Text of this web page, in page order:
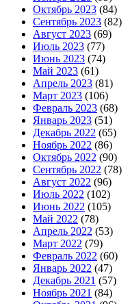
Октябрь 2023 (84)
Сентябрь 2023 (82)
Август 2023 (69)
Июль 2023 (77)
Июнь 2023 (74)
Май 2023 (61)
Апрель 2023 (81)
Март 2023 (106)
Февраль 2023 (68)
Январь 2023 (51)
Декабрь 2022 (65)
Ноябрь 2022 (86)
Октябрь 2022 (90)
Сентябрь 2022 (78)
Август 2022 (96)
Июль 2022 (102)
Июнь 2022 (105)
Май 2022 (78)
Апрель 2022 (53)
Март 2022 (79)
Февраль 2022 (60)
Январь 2022 (47)
Декабрь 2021 (57)
Ноябрь 2021 (84)